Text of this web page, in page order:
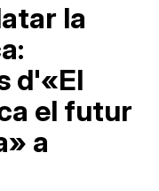
la
d'«El
el futur
a